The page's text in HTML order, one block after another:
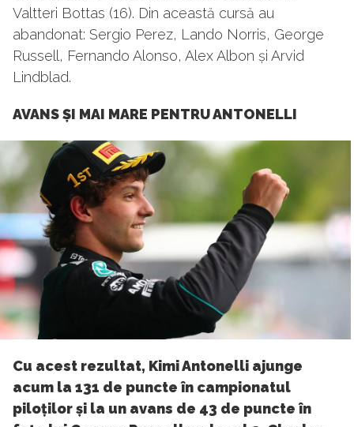
Valtteri Bottas (16). Din această cursă au
abandonat: Sergio Perez, Lando Norris, George
Russell, Fernando Alonso, Alex Albon și Arvid
Lindblad.
AVANS ȘI MAI MARE PENTRU ANTONELLI
Cu acest rezultat, Kimi Antonelli ajunge
acum la 131 de puncte în campionatul
piloților și la un avans de 43 de puncte în